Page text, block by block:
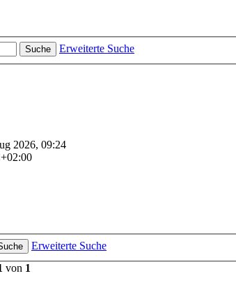
Suche Erweiterte Suche
2026, 09:24
Erweiterte Suche
von 1